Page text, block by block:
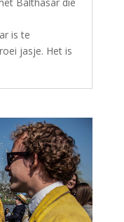
is te
jasje. Het is